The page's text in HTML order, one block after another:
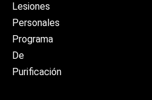
Lesiones
Personales
Programa
De
Purificación